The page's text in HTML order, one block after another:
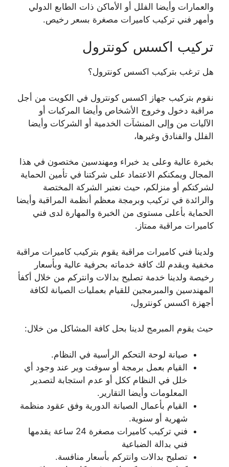
والعمارات وأيضا الفلل أو الأماكن ذات الطابع الدولي
وأمهر فني تركيب كاميرات مصغرة بسعر رخيص.
تركيب اكسس كونترول
هل ترغب بتركيب اكسس كونترول؟
نقوم بتركيب جهاز اكسس كونترول في الكويت من أجل
مراقبة دخول وخروج الأشخاص وأيضا المركبات أو
الآليات من وإلى المنشآت الخدمية أو الشركات وأيضا
الفلل والفنادق وغيرها،
بخبرة عالية وعلى يد خبراء ومهندسين مختصون في هذا
المجال ويمكنكم الاعتماد على شركتنا في تأمين الحماية
لشركتكم أو منزلكم، حيث نعتبر الشركة المختصة
والرائدة في تركيب وبرمجة معظم أنظمة المراقبة وأيضا
الحماية بأعلى مستوى من الخبرة والمهارة لدى فني
كاميرات مراقبة ممتاز.
ولدينا فني كاميرات مراقبة يقوم بتركيب كاميرات مراقبة
مخفية ويقدم لك كافة خدماته بحرفية عالية وبأسعار
رخيصة ولدينا خدمة تصليح بدالات وانتركم من خلال أكفأ
المهندسين والمبرمجين للقيام بعمليات الصيانة لكافة
أجهزة اكسس كونترول،
حيث يقوم المبرمج لدينا بحل كافة المشاكل من خلال:
صيانة لوحة التحكم الرأسية في النظام.
القيام بعمل برمجة أو سوفت وير عند وجود أي
خلل في النظام ككل أو عدم استجابة لتصدير
المعلومات وأيضا التقارير.
القيام بأعمال الصيانة الدورية وفق عقود منظمة
شهرية أو سنوية.
فني تركيب كاميرات مصغرة 24 ساعة يقدمها
فني بدالة الضباعية
تصليح بدالات وانتركم بأسعار منافسة.